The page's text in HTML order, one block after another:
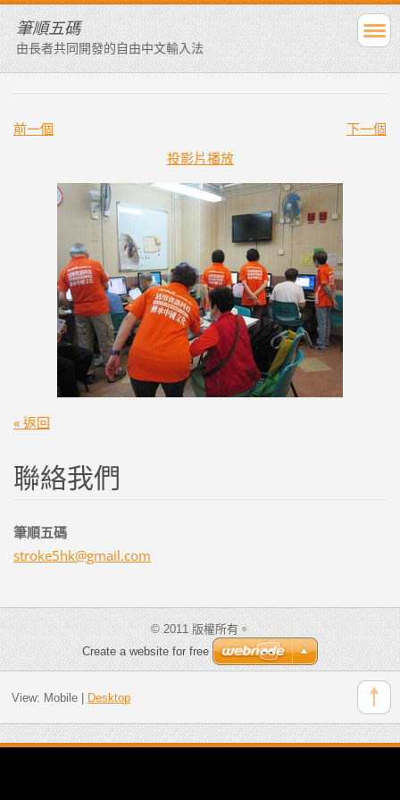
筆順五碼
由長者共同開發的自由中文輸入法
前一個
下一個
投影片播放
« 返回
聯絡我們
筆順五碼
stroke5hk@gmail.com
© 2011 版權所有。
Create a website for free
View: Mobile| Desktop